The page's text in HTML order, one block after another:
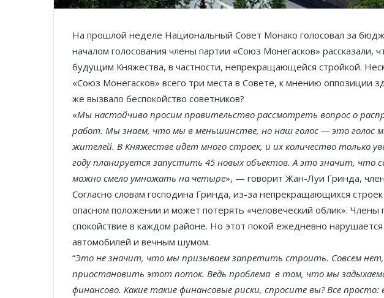
На прошлой неделе Национальный Совет Монако голосовал за
началом голосования члены партии «Союз Монегасков» рассказали,
будущим Княжества, в частности, непрекращающейся стройкой.
«Союз Монегасков» всего три места в Совете, к мнению оппозиции
же вызвало беспокойство советников?
«Мы настойчиво просим правительство рассмотреть вопрос о
работ. Мы знаем, что мы в меньшинстве, но наш голос — это голос
жителей. В Княжестве идет много строек, и их количество только
году планируется запустить 45 новых объектов. А это значит, что
можно смело умножать на четыре», — говорит Жан-Луи Гринда,
Согласно словам господина Гринда, из-за непрекращающихся
опасном положении и может потерять «человеческий облик».
спокойствие в каждом районе. Но этот покой ежедневно
автомобилей и вечным шумом.
“Это не значит, что мы призываем запретить строить. Совсем
приостановить этот поток. Ведь проблема в том, что мы
финансово. Какие такие финансовые риски, спросите вы? Все просто: